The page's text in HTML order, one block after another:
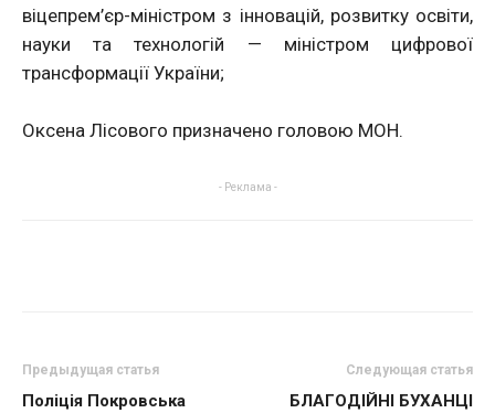
віцепрем’єр-міністром з інновацій, розвитку освіти,
науки та технологій — міністром цифрової
трансформації України;
Оксена Лісового призначено головою МОН.
- Реклама -
Предыдущая статья
Поліція Покровська
Следующая статья
БЛАГОДІЙНІ БУХАНЦІ